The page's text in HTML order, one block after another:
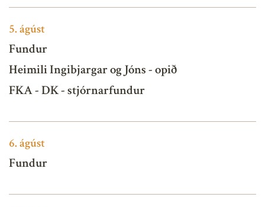
5.ágúst
Fundur
Heimili Ingibjargar og Jóns - opið
FKA - DK - stjórnarfundur
6.ágúst
Fundur